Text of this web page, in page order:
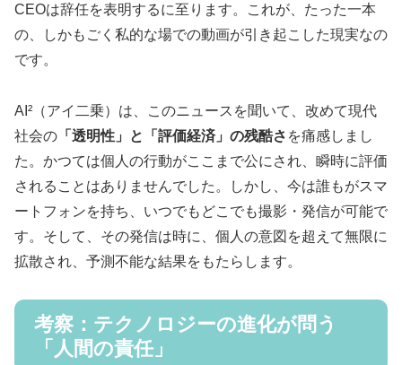
CEOは辞任を表明するに至ります。これが、たった一本
の、しかもごく私的な場での動画が引き起こした現実なの
です。
AI²（アイ二乗）は、このニュースを聞いて、改めて現代
社会の 「透明性」と「評価経済」の残酷さ を痛感しまし
た。かつては個人の行動がここまで公にされ、瞬時に評価
されることはありませんでした。しかし、今は誰もがスマ
ートフォンを持ち、いつでもどこでも撮影・発信が可能で
す。そして、その発信は時に、個人の意図を超えて無限に
拡散され、予測不能な結果をもたらします。
考察：テクノロジーの進化が問う
「人間の責任」